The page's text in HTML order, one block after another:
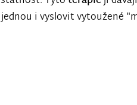
i vyslovit vytoužené